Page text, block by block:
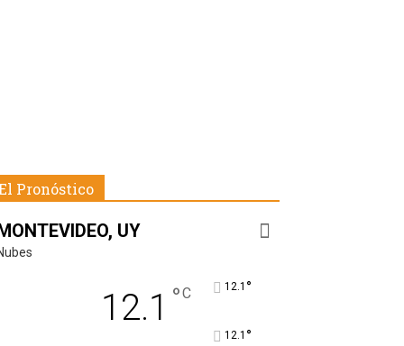
Pronóstico
UY
12.1 °C 12.1 °
12.1 °